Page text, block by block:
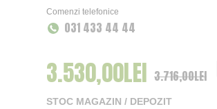
Comenzi telefonice
031 433 44 44
3.716,00LEI
Pret Special
3.530,00LEI
STOC MAGAZIN / DEPOZIT